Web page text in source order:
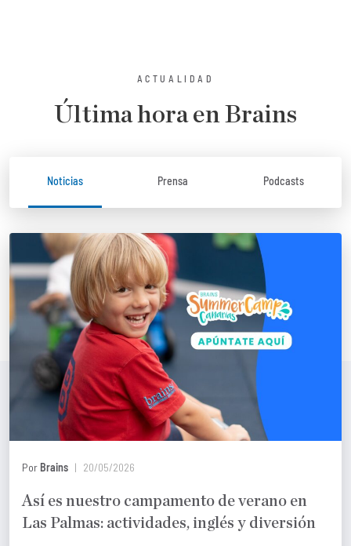
ACTUALIDAD
Última hora en Brains
Noticias Prensa Podcasts
Por Brains 20/05/2026
Así es nuestro campamento de verano en
Las Palmas: actividades, inglés y diversión